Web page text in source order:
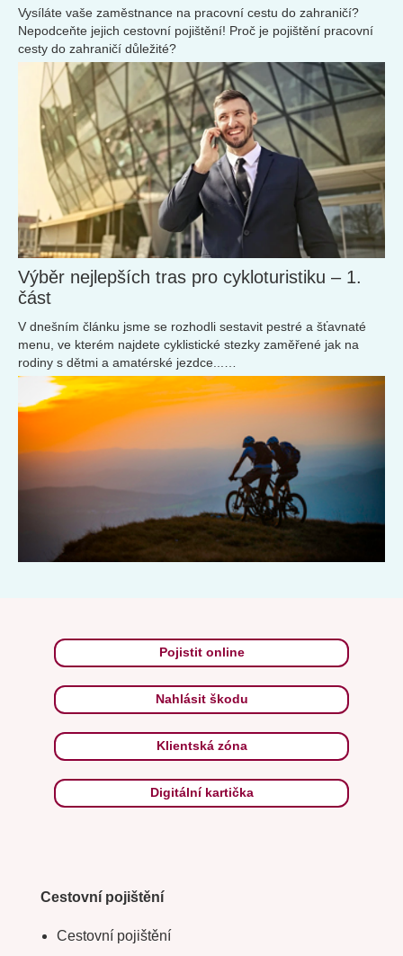
Vysíláte vaše zaměstnance na pracovní cestu do zahraničí?
Nepodceňte jejich cestovní pojištění! Proč je pojištění pracovní
cesty do zahraničí důležité?
Výběr nejlepších tras pro cykloturistiku – 1.
část
V dnešním článku jsme se rozhodli sestavit pestré a šťavnaté
menu, ve kterém najdete cyklistické stezky zaměřené jak na
rodiny s dětmi a amatérské jezdce...
Pojistit online
Nahlásit škodu
Klientská zóna
Digitální kartička
Cestovní pojištění
Cestovní pojištění